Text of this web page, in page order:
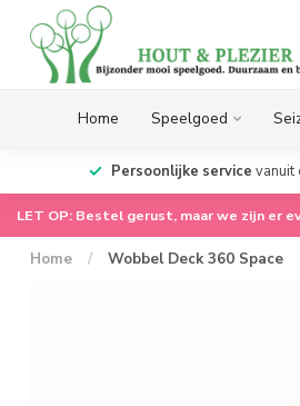
Home Speelgoed
Persoonlijke service vanuit
LET OP: Bestel gerust, maar we zijn er
Home / Wobbel Deck 360 Space